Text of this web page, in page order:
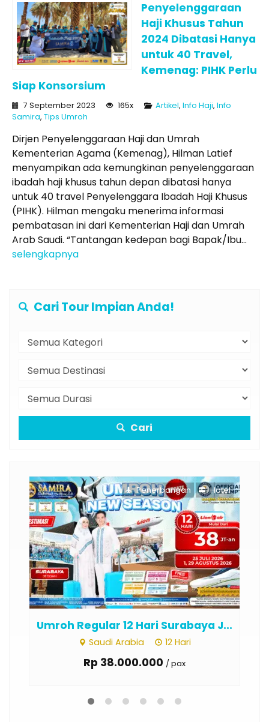
Penyelenggaraan
Haji Khusus Tahun
2024 Dibatasi Hanya
untuk 40 Travel,
Kemenag: PIHK Perlu
Siap Konsorsium
7 September 2023 165x Artikel, Info Haji, Info
Samira, Tips Umroh
Dirjen Penyelenggaraan Haji dan Umrah
Kementerian Agama (Kemenag), Hilman Latief
menyampikan ada kemungkinan penyelenggaraan
ibadah haji khusus tahun depan dibatasi hanya
untuk 40 travel Penyelenggara Ibadah Haji Khusus
(PIHK). Hilman mengaku menerima informasi
pembatasan ini dari Kementerian Haji dan Umrah
Arab Saudi. “Tantangan kedepan bagi Bapak/Ibu...
selengkapnya
Cari Tour Impian Anda!
Cari
Umroh Regular Palembang 9 Hari
J...
Saudi Arabia 9 Hari
Penerbangan Hotel